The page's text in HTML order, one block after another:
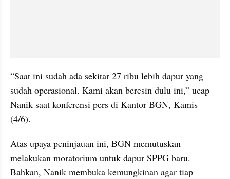
“Saat ini sudah ada sekitar 27 ribu lebih dapur yang
sudah operasional. Kami akan beresin dulu ini,” ucap
Nanik saat konferensi pers di Kantor BGN, Kamis
(4/6).
Atas upaya peninjauan ini, BGN memutuskan
melakukan moratorium untuk dapur SPPG baru.
Bahkan, Nanik membuka kemungkinan agar tiap